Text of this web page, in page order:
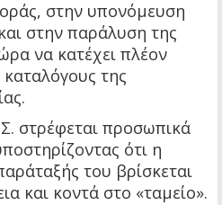
στην υπονόμευση
στην παράλυση της
να κατέχει πλέον
της
στρέφεται προσωπικά
ότι η
του βρίσκεται
και κοντά στο «ταμείο».